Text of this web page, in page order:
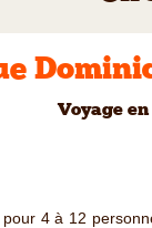
Voyage
4 à 12